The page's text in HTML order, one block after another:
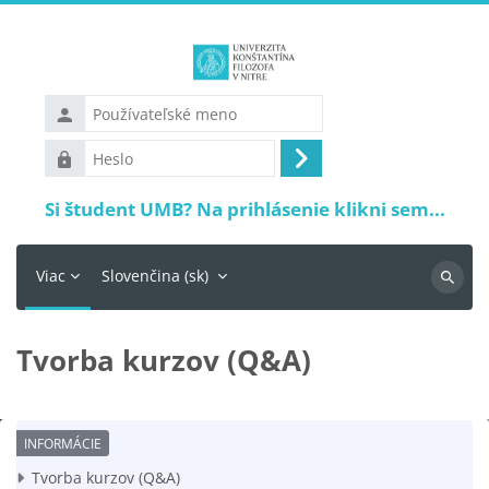
Používateľské
meno
Heslo
Prihlásiť
sa
Si študent UMB? Na prihlásenie klikni sem...
Viac Slovenčina ‎(sk)‎
Tvorba kurzov (Q&A)
Požiadavky na absolvovanie
Tvorba kurzov (Q&A)